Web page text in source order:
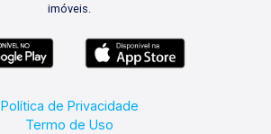
imóveis.
Política de Privacidade
Termo de Uso